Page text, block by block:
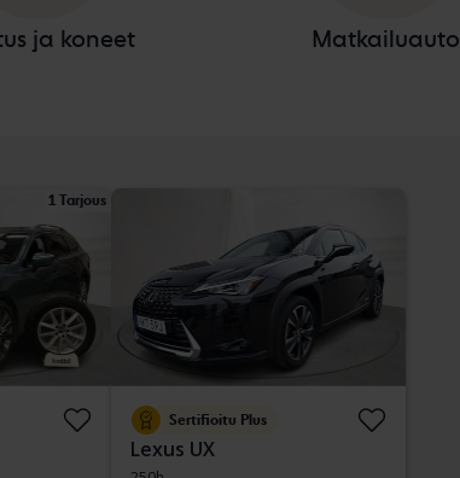
ja koneet Matkailuauto
1 Tarjous
Sertifioitu Plus
Lexus UX